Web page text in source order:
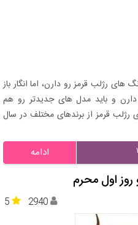
های رژلب قرمز رو دارن، اما انگار باز
و باید مدل های جدیدتر رو هم
رژلب قرمز از برندهای مختلف در سال
ادامه
اول محرم
5 2940